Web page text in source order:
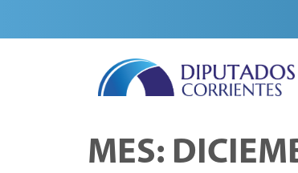
MES: